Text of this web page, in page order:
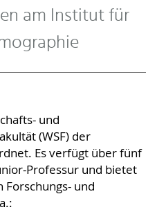
am Institut für
und
(WSF) der
Es verfügt über fünf
Professur und bietet
Forschungs- und